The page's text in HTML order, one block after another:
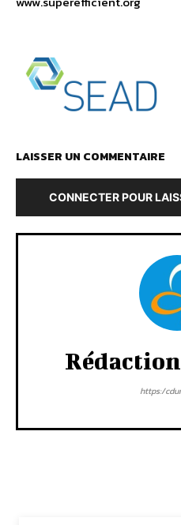
LAISSER UN COMMENTAIRE
CONNECTER POUR
https:/